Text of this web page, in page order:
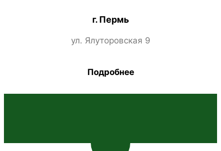
г. Пермь
ул. Ялуторовская 9
Подробнее